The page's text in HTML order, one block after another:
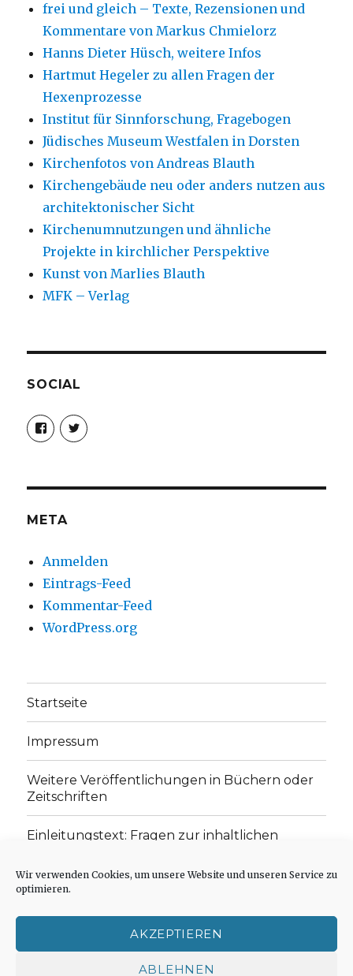
Wir verwenden Cookies, um unsere Website und unseren Service zu
optimieren.
AKZEPTIEREN
ABLEHNEN
frei und gleich – Texte, Rezensionen und
Kommentare von Markus Chmielorz
Hanns Dieter Hüsch, weitere Infos
Hartmut Hegeler zu allen Fragen der
Hexenprozesse
Institut für Sinnforschung, Fragebogen
Jüdisches Museum Westfalen in Dorsten
Kirchenfotos von Andreas Blauth
Kirchengebäude neu oder anders nutzen aus
architektonischer Sicht
Kirchenumnutzungen und ähnliche
Projekte in kirchlicher Perspektive
Kunst von Marlies Blauth
MFK – Verlag
SOCIAL
Profil
von
christoph.fleischer1
anzeigen
Profil
von
anzeigen
META
Anmelden
Eintrags-Feed
Kommentar-Feed
WordPress.org
Startseite
Impressum
Weitere Veröffentlichungen in Büchern oder
Zeitschriften
Einleitungstext: Fragen zur inhaltlichen
„schwachen Glaubens“
Cookie-Richtlinie (EU)